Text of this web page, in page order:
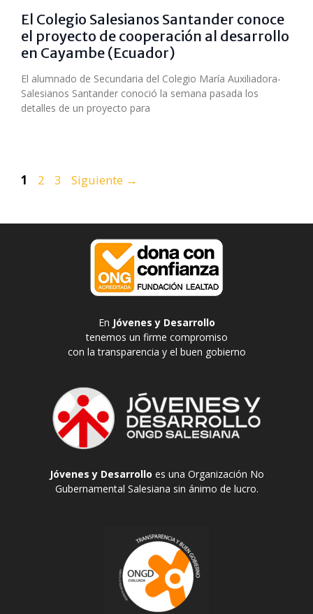
El Colegio Salesianos Santander conoce
el proyecto de cooperación al desarrollo
en Cayambe (Ecuador)
El alumnado de Secundaria del Colegio María Auxiliadora-
Salesianos Santander conoció la semana pasada los
detalles de un proyecto para
Página
1 Página
2 Página
3 Siguiente →
En Jóvenes y Desarrollo
tenemos un firme compromiso
con la transparencia y el buen gobierno
Jóvenes y Desarrollo es una Organización No
Gubernamental Salesiana sin ánimo de lucro.